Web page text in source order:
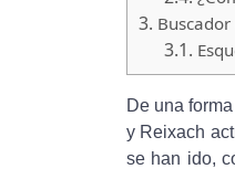
3.
3.1.
De una
y Reixach
se han ido,